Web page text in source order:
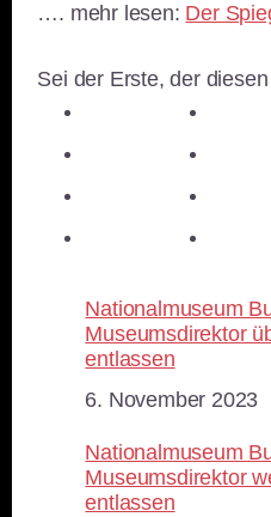
…. mehr lesen: Der
Sei der Erste, der
Nationalmuseum
Museumsdirektor
entlassen
Datum
6. November 2023
Nationalmuseum
Museumsdirektor
entlassen